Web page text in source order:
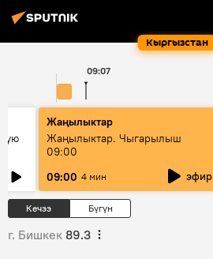
Кыргызстан
09:07
Жаңылыктар
Жаңылыктар. Чыгарылыш
09:00
09:00 4 мин эфир
Кечээ Бүгүн
г. Бишкек 89.3